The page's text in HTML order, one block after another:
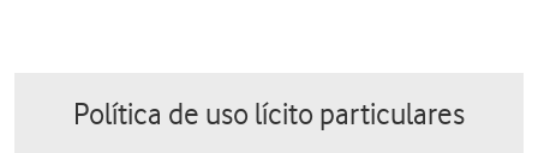
Política de uso lícito particulares